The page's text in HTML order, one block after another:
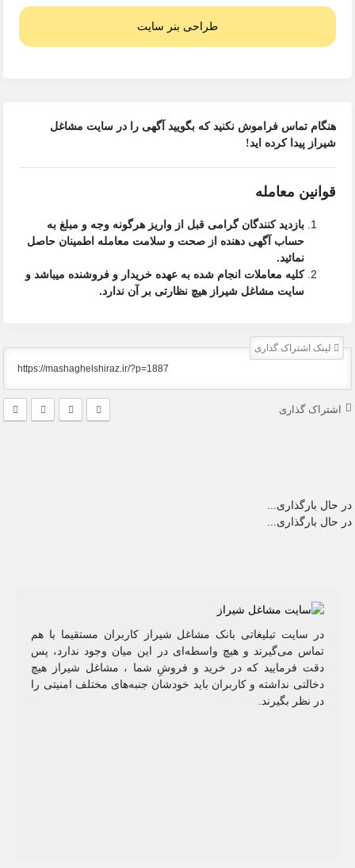
طراحی بنر سایت
هنگام تماس فراموش نکنید که بگویید آگهی را درسایت مشاغل
شیراز پیدا کرده اید!
قوانین معامله
بازدید کنندگان گرامی قبل از واریز هرگونه وجه و مبلغ به
حساب آگهی دهنده از صحت و سلامت معامله اطمینان حاصل
نمائید.
کلیه معاملات انجام شده به عهده خریدار و فروشنده میباشد و
سایت مشاغل شیراز هیچ نظارتی بر آن ندارد.
لینک اشتراک گذاری
اشتراک گذاری
در حال بارگذاری...
در حال بارگذاری...
در سایت تبلیغاتی بانک مشاغل شیراز کاربران مستقیما با هم
تماس می‌گیرند و هیچ واسطه‌ای در این میان وجود ندارد، پس
دقت فرمایید که در خرید و فروشِ شما ، مشاغل شیراز هیچ
دخالتی نداشته و کاربران باید خودشان جنبه‌های مختلف امنیتی را
در نظر بگیرند.